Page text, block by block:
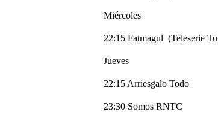
Miércoles
22:15 Fatmagul (Teleserie
Jueves
22:15 Arriesgalo Todo
23:30 Somos RNTC